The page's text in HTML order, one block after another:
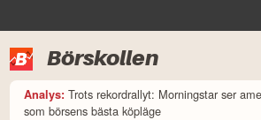
Börskollen
Analys: Trots rekordrallyt: Morningstar ser
som börsens bästa köpläge